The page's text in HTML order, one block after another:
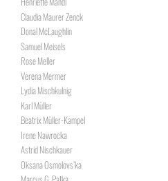
Claudia Maurer Zenck
Donal McLaughlin
Samuel Meisels
Rose Meller
Verena Mermer
Lydia Mischkulnig
Karl Müller
Beatrix Müller-Kampel
Irene Nawrocka
Astrid Nischkauer
Oksana Osmolovs’ka